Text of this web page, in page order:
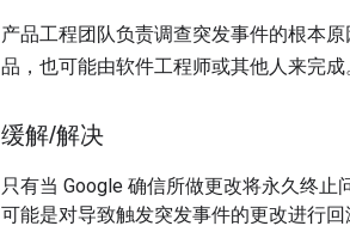
产品工程团队负责调查突发事件的根本
品，也可能由软件工程师或其他人来完
缓解/解决
只有当 Google 确信所做更改将永久终止
可能是对导致触发突发事件的更改进行回